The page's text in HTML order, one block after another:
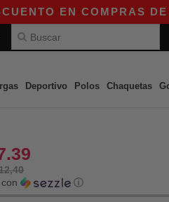
EN COMPRAS DE 80$
Deportivo Polos Chaquetas
con ⓘ